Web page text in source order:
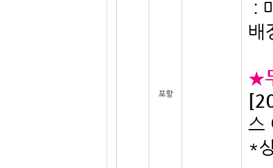
포항
:
배
★
스
*